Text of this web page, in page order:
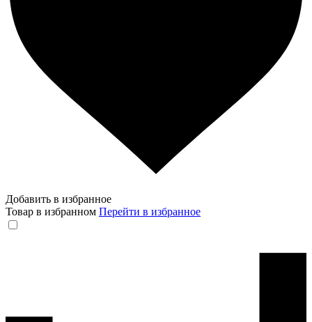
Добавить в избранное
Товар в избранном Перейти в избранное